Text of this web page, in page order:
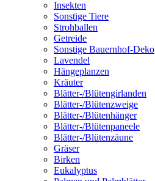
Insekten
Sonstige Tiere
Strohballen
Getreide
Sonstige Bauernhof-Deko
Lavendel
Hängeplanzen
Kräuter
Blätter-/Blütengirlanden
Blätter-/Blütenzweige
Blätter-/Blütenhänger
Blätter-/Blütenpaneele
Blätter-/Blütenzäune
Gräser
Birken
Eukalyptus